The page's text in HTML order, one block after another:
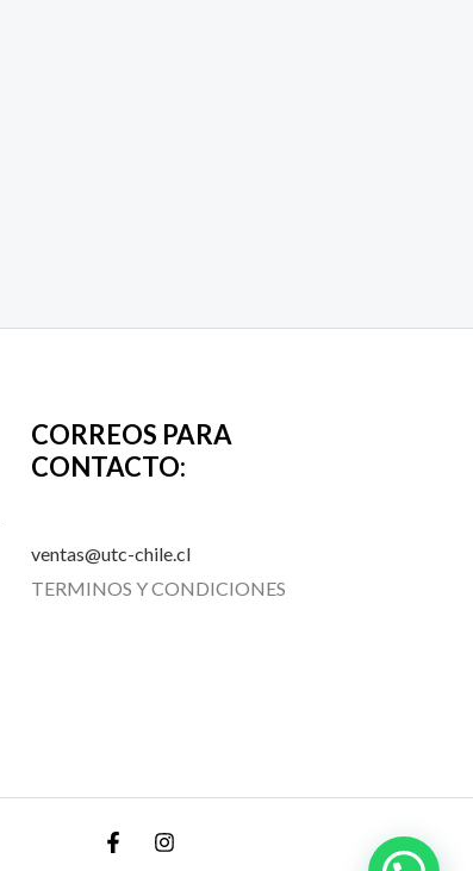
CORREOS PARA
CONTACTO:
ventas@utc-chile.cl
TERMINOS Y CONDICIONES